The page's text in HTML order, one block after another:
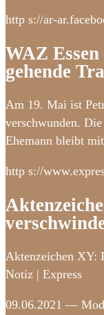
http s://ar-
WAZ
gehende
Am 19. Mai ist
verschwunden.
Ehemann bleibt
http s://
Aktenzeichen XY:
Notiz | Express
09.06.2021 —